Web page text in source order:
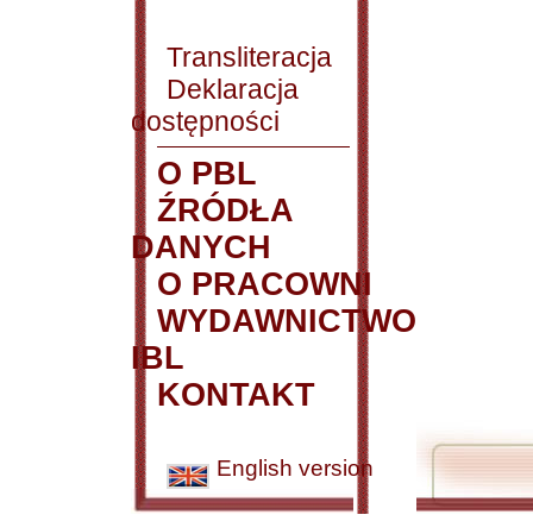
Transliteracja
Deklaracja
dostępności
O PBL
ŹRÓDŁA
DANYCH
O PRACOWNI
WYDAWNICTWO
IBL
KONTAKT
English version